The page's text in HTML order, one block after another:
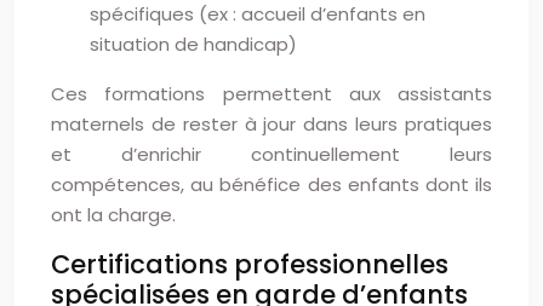
spécifiques (ex : accueil d’enfants en
situation de handicap)
Ces formations permettent aux assistants
maternels de rester à jour dans leurs pratiques
et d’enrichir continuellement leurs
compétences, au bénéfice des enfants dont ils
ont la charge.
Certifications professionnelles
spécialisées en garde d’enfants